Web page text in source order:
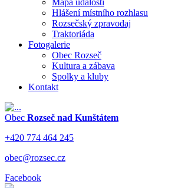
Mapa událostí
Hlášení místního rozhlasu
Rozsečský zpravodaj
Traktoriáda
Fotogalerie
Obec Rozseč
Kultura a zábava
Spolky a kluby
Kontakt
Obec Rozseč nad Kunštátem
+420 774 464 245
obec@rozsec.cz
Facebook